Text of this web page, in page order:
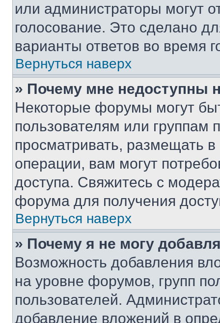
или администраторы могут
голосование. Это сделано
варианты ответов во время
Вернуться наверх
» Почему мне недоступны
Некоторые форумы могут
пользователям или группам
просматривать, размещать
операции, вам могут
доступа. Свяжитесь с
форума для получения
Вернуться наверх
» Почему я не могу
Возможность добавления
на уровне форумов, групп
пользователей.
добавление вложений в